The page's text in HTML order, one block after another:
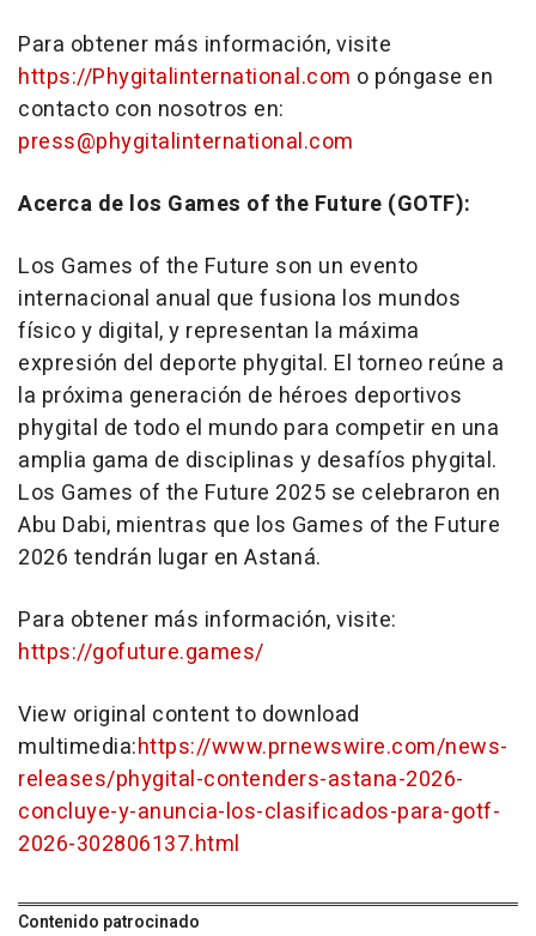
Para obtener más información, visite
https://Phygitalinternational.com o póngase en
contacto con nosotros en:
press@phygitalinternational.com
Acerca de los Games of the Future (GOTF):
Los Games of the Future son un evento
internacional anual que fusiona los mundos
físico y digital, y representan la máxima
expresión del deporte phygital. El torneo reúne a
la próxima generación de héroes deportivos
phygital de todo el mundo para competir en una
amplia gama de disciplinas y desafíos phygital.
Los Games of the Future 2025 se celebraron en
Abu Dabi, mientras que los Games of the Future
2026 tendrán lugar en Astaná.
Para obtener más información, visite:
https://gofuture.games/
View original content to download
multimedia:https://www.prnewswire.com/news-
releases/phygital-contenders-astana-2026-
concluye-y-anuncia-los-clasificados-para-gotf-
2026-302806137.html
Contenido patrocinado